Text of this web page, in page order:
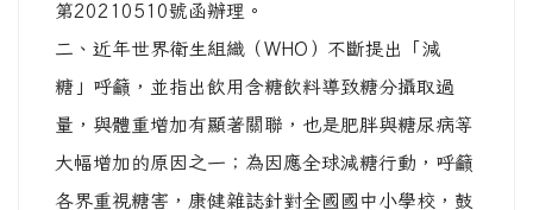
第20210510號函辦理。
二、近年世界衛生組織（WHO）不斷提出「減
糖」呼籲，並指出飲用含糖飲料導致糖分攝取過
量，與體重增加有顯著關聯，也是肥胖與糖尿病等
大幅增加的原因之一；為因應全球減糖行動，呼籲
各界重視糖害，康健雜誌針對全國國中小學校，鼓